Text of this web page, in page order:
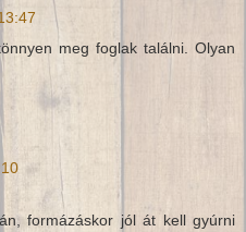
meg foglak találni. Olyan
formázáskor jól át kell gyúrni